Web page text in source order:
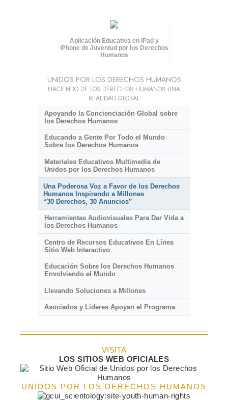
Aplicación Educativa en iPad y
iPhone de Juventud por los Derechos
Humanos
UNIDOS POR LOS DERECHOS HUMANOS
HACIENDO DE LOS DERECHOS HUMANOS UNA
REALIDAD GLOBAL
Apoyando la Concienciación Global sobre
los Derechos Humanos
Educando a Gente Por Todo el Mundo
Sobre los Derechos Humanos
Materiales Educativos Multimedia de
Unidos por los Derechos Humanos
Una Poderosa Voz a Favor de los Derechos
Humanos Inspirando a Millones
“30 Derechos, 30 Anuncios”
Herramientas Audiovisuales Para Dar Vida a
los Derechos Humanos
Centro de Recursos Educativos En Línea
Sitio Web Interactivo
Educación Sobre los Derechos Humanos
Envolviendo el Mundo
Llevando Soluciones a Millones
Asociados y Líderes Apoyan el Programa
VISITA
LOS SITIOS WEB OFICIALES
UNIDOS POR LOS DERECHOS HUMANOS